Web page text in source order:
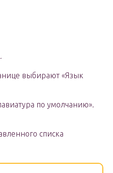
выбирают «Язык
по умолчанию».
списка